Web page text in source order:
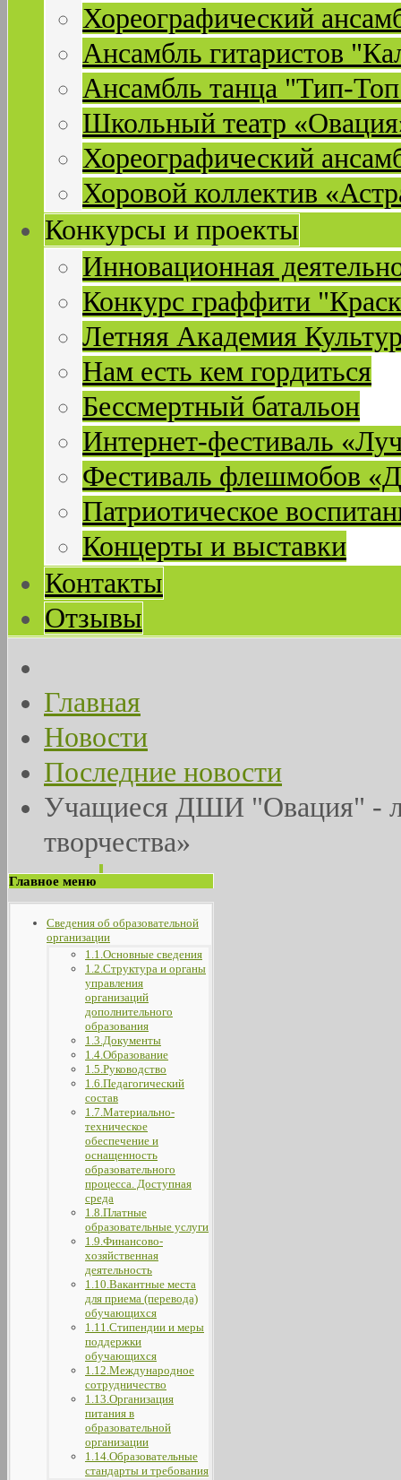
Хореографический
Ансамбль гитаристов
Ансамбль танца "Тип-
Школьный театр
Хореографический
Хоровой коллектив
Конкурсы и проекты
Инновационная
Конкурс граффити
Летняя Академия
Нам есть кем гордиться
Бессмертный батальон
Интернет-фестиваль
Фестиваль флешмобов
Патриотическое
Концерты и выставки
Контакты
Отзывы
Главная
Новости
Последние новости
Учащиеся ДШИ "Овация" -
творчества»
Главное меню
Сведения об образовательной
организации
1.1.Основные сведения
1.2.Структура и органы
управления
организаций
дополнительного
образования
1.3.Документы
1.4.Образование
1.5.Руководство
1.6.Педагогический
состав
1.7.Материально-
техническое
обеспечение и
оснащенность
образовательного
процесса. Доступная
среда
1.8.Платные
образовательные услуги
1.9.Финансово-
хозяйственная
деятельность
1.10.Вакантные места
для приема (перевода)
обучающихся
1.11.Стипендии и меры
поддержки
обучающихся
1.12.Международное
сотрудничество
1.13.Организация
питания в
образовательной
организации
1.14.Образовательные
стандарты и требования